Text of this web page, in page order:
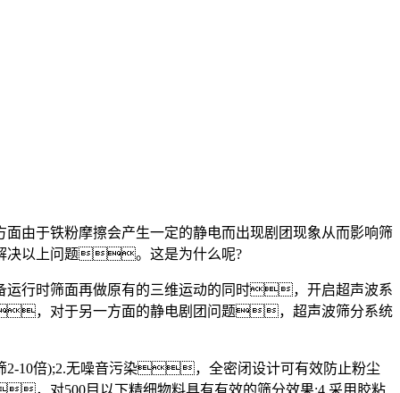
于铁粉摩擦会产生一定的静电而出现剧团现象从而影响筛
决以上问题。这是为什么呢?
行时筛面再做原有的三维运动的同时，开启超声波系
，对于另一方面的静电剧团问题，超声波筛分系统
倍);2.无噪音污染，全密闭设计可有效防止粉尘
对500目以下精细物料具有有效的筛分效果;4.采用胶粘